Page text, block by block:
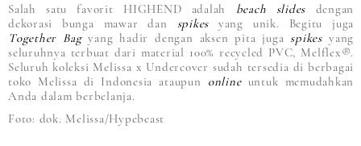
Salah satu favorit HIGHEND adalah beach slides dengan
dekorasi bunga mawar dan spikes yang unik. Begitu juga
Together Bagyang hadir dengan aksen pita juga spikesyang
seluruhnya terbuat dari material 100% recycled PVC, Melflex®.
Seluruh koleksi Melissa x Undercover sudah tersedia di berbagai
toko Melissa di Indonesia ataupun onlineuntuk memudahkan
Anda dalam berbelanja.
Foto: dok. Melissa/Hypebeast